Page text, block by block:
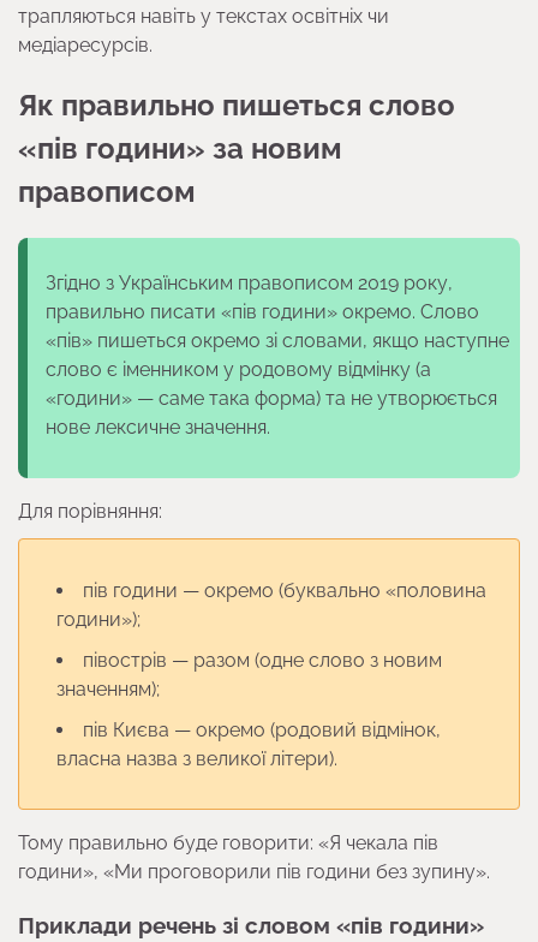
трапляються навіть у текстах освітніх чи
медіаресурсів.
Як правильно пишеться слово
«пів години» за новим
правописом
Згідно з Українським правописом 2019 року,
правильно писати «пів години» окремо. Слово
«пів» пишеться окремо зі словами, якщо наступне
слово є іменником у родовому відмінку (а
«години» — саме така форма) та не утворюється
нове лексичне значення.
Для порівняння:
пів години — окремо (буквально «половина
години»);
півострів — разом (одне слово з новим
значенням);
пів Києва — окремо (родовий відмінок,
власна назва з великої літери).
Тому правильно буде говорити: «Я чекала пів
години», «Ми проговорили пів години без зупину».
Приклади речень зі словом «пів години»